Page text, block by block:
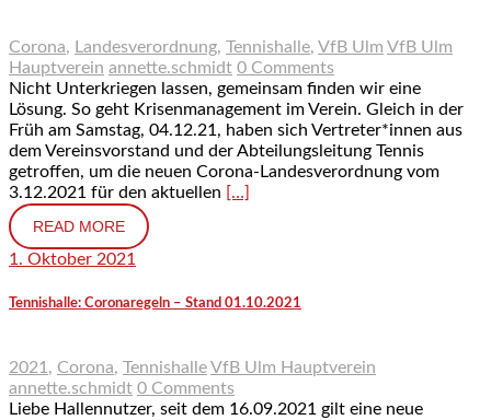
Corona, Landesverordnung, Tennishalle, VfB Ulm VfB Ulm
Hauptverein annette.schmidt 0 Comments
Nicht Unterkriegen lassen, gemeinsam finden wir eine
Lösung. So geht Krisenmanagement im Verein. Gleich in der
Früh am Samstag, 04.12.21, haben sich Vertreter*innen aus
dem Vereinsvorstand und der Abteilungsleitung Tennis
getroffen, um die neuen Corona-Landesverordnung vom
3.12.2021 für den aktuellen […]
READ MORE
1. Oktober 2021
Tennishalle: Coronaregeln – Stand 01.10.2021
2021 , Corona, TennishalleVfB Ulm Hauptverein
annette.schmidt 0 Comments
Liebe Hallennutzer, seit dem 16.09.2021 gilt eine neue